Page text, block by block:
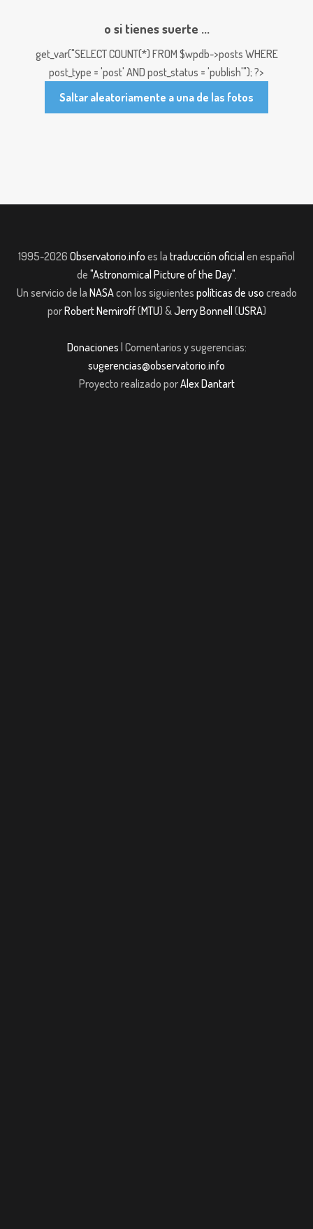
o si tienes suerte ...
get_var("SELECT COUNT(*) FROM $wpdb->posts WHERE
post_type = 'post' AND post_status = 'publish'"); ?>
Saltar aleatoriamente a una de las fotos
1995-2026 Observatorio.info es la traducción oficial en español
de "Astronomical Picture of the Day".
Un servicio de la NASAcon los siguientes políticas de uso creado
porRobert Nemiroff(MTU) &Jerry Bonnell (USRA)
Donaciones | Comentarios y sugerencias:
sugerencias@observatorio.info
Proyecto realizado porAlex Dantart